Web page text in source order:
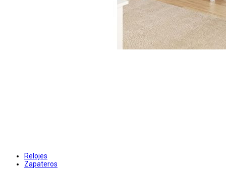
Relojes
Zapateros